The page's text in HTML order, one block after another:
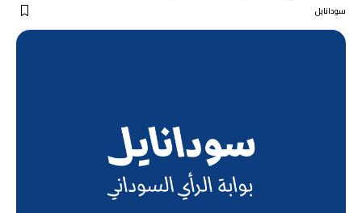
سودانايل